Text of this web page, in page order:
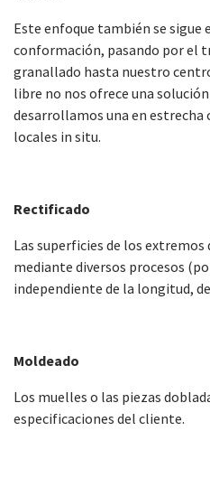
Este enfoque también se sigue
conformación, pasando por el
granallado hasta nuestro
libre no nos ofrece una
desarrollamos una en estrecha
locales in situ.
Rectificado
Las superficies de los
mediante diversos procesos
independiente de la longitud,
Moldeado
Los muelles o las piezas
especificaciones del cliente.